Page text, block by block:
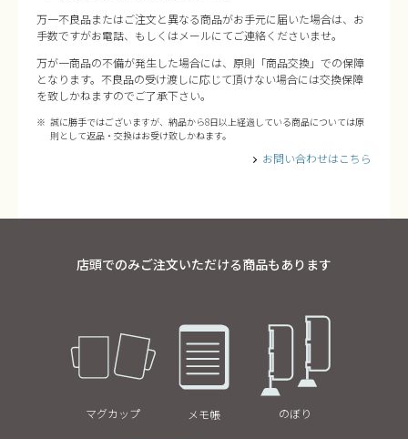
万一不良品またはご注文と異なる商品がお手元に届いた場合は、お
手数ですがお電話、もしくはメールにてご連絡くださいませ。
万が一商品の不備が発生した場合には、原則「商品交換」での保障
となります。不良品の受け渡しに応じて頂けない場合には交換保障
を致しかねますのでご了承下さい。
誠に勝手ではございますが、納品から8日以上経過している商品については原
則として返品・交換はお受け致しかねます。
お問い合わせはこちら
店頭でのみご注文いただける商品もあります
マグカップ メモ帳 のぼり